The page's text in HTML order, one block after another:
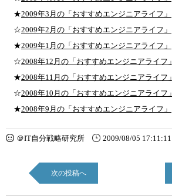
★2009年3月の「おすすめエンジニアライフ」
☆2009年2月の「おすすめエンジニアライフ」
★2009年1月の「おすすめエンジニアライフ」
☆2008年12月の「おすすめエンジニアライフ」
★2008年11月の「おすすめエンジニアライフ」
☆2008年10月の「おすすめエンジニアライフ」
★2008年9月の「おすすめエンジニアライフ」
＠IT自分戦略研究所 2009/08/05 17:11:11
次の投稿へ